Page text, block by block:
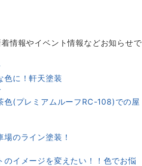
情報やイベント情報などお知らせで
に！軒天塗装
(プレミアムルーフRC-108)での屋
のライン塗装！
イメージを変えたい！！色でお悩